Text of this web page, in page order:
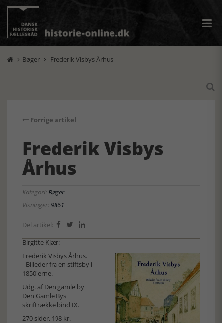
 Bøger  Frederik Visbys Århus

Forrige artikel
Frederik Visbys
Århus
Kategori:Bøger
Visninger:9861
Del artikel:   
Birgitte Kjær:
Frederik Visbys Århus.
- Billeder fra en stiftsby i
1850'erne.
Udg. af Den gamle by
Den Gamle Bys
skriftrække bind IX.
270 sider, 198 kr.